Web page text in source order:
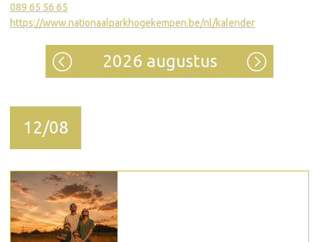
089 65 56 65
https://www.nationaalparkhogekempen.be/nl/kalender
2026 augustus
12/08